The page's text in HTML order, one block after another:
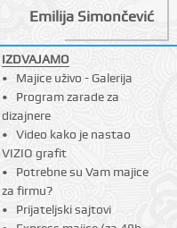
Emilija Simončević
IZDVAJAMO
Majice uživo - Galerija
Program zarade za
dizajnere
Video kako je nastao
VIZIO grafit
Potrebne su Vam majice
za firmu?
Prijateljski sajtovi